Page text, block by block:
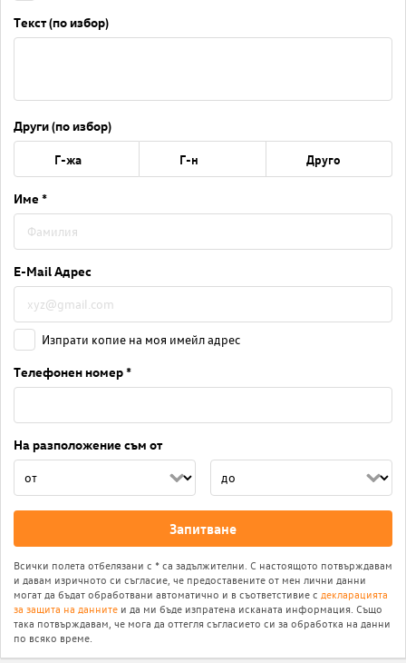
Текст (по избор)
Други (по избор)
Г-жа Г-н Друго
Име *
E-Mail Адрес
Изпрати копие на моя имейл адрес
Телефонен номер *
На разположение съм от
Запитване
Всички полета отбелязани с * са задължителни. С настоящото потвърждавам
и давам изричното си съгласие, че предоставените от мен лични данни
могат да бъдат обработвани автоматично и в съответстивие с декларацията
за защита на данните и да ми бъде изпратена исканата информация. Също
така потвърждавам, че мога да оттегля съгласието си за обработка на данни
по всяко време.